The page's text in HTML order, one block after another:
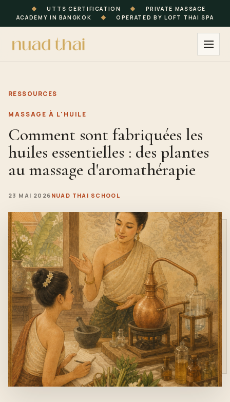
◆ UTTS CERTIFICATION ◆
PRIVATE MASSAGE
ACADEMY IN BANGKOK
◆ OPERATED BY LOFT THAI SPA
RESSOURCES
MASSAGE À L'HUILE
Comment sont fabriquées les
huiles essentielles : des plantes
au massage d'aromathérapie
23 MAI 2026 NUAD THAI SCHOOL